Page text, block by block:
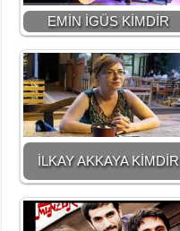
EMİN İGÜS KİMDİR
İLKAY AKKAYA KİMDİR